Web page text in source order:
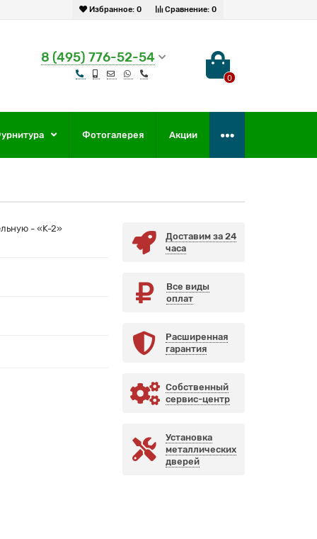
Сравнение: 0
Избранное: 0
8 (495) 776-52-54
0
Фотогалерея Акции
- «K-2»
Доставим за 24
часа
Все виды
оплат
Расширенная
гарантия
Собственный
сервис-центр
Установка
металлических
дверей